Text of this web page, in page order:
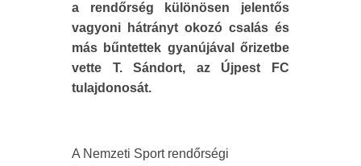
a rendőrség különösen jelentős
vagyoni hátrányt okozó csalás és
más bűntettek gyanújával őrizetbe
vette T. Sándort, az Újpest FC
tulajdonosát.
A Nemzeti Sport rendőrségi